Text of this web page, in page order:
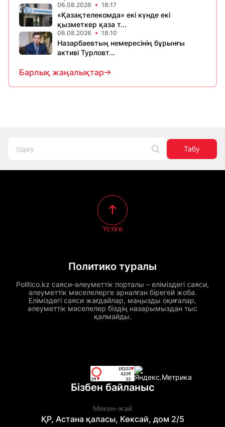
06.08.2026 18:17
«Қазақтелекомда» екі күнде екі
қызметкер қаза т...
06.08.2026 18:10
Назарбаевтың немересінің бұрынғы
активі Турловт...
Барлық жаңалықтар
Табу
Политико туралы
Politico.kz саяси-әлеуметтік порталы – еліміздегі саяси,
әлеуметтік мәселелерге арналған бірегей жоба.
Еліміздегі саяси жағдайлар, маңызды оқиғалар,
әлеуметтік мәселелер біздің назарымыздан тыс
қалмайды.
Үстіге
Бізбен байланыс
Мекен-жай
ҚР, Астана қаласы, Көксай, дом 2/5